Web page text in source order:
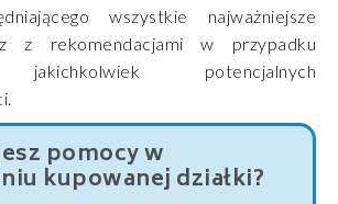
wszystkie najważniejsze
z rekomendacjami w przypadku
jakichkolwiek potencjalnych
pomocy w
kupowanej działki?